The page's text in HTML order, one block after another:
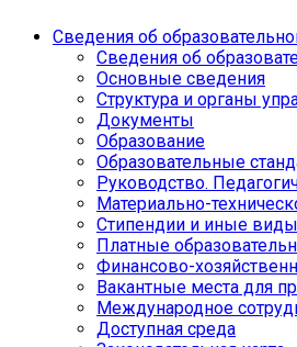
Сведения об
Сведения об
Основные сведения
Структура и органы
Документы
Образование
Образовательные
Руководство.
Материально-
Стипендии и иные
Платные
Финансово-
Вакантные места для
Международное
Доступная среда